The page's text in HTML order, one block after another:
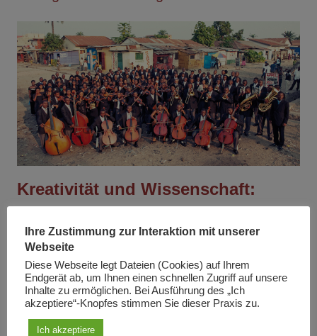
Kreativität und Wissenschaft:
Beethovens Hymne an die Freude
Am27. Januar 2021 VonOdile Mojon InArtikel
Dieser Artikel beruht auf einem Vortrag aus dem Jahr
2014 im Rahmen eines Mitgliederseminars von
Solidarité et Progrès. Die Absicht war, eine Parallele
zwischen wissenschaftlicher und künstlerischer
Ihre Zustimmung zur Interaktion mit unserer
Webseite
Diese Webseite legt Dateien (Cookies) auf Ihrem
Endgerät ab, um Ihnen einen schnellen Zugriff auf unsere
Inhalte zu ermöglichen. Bei Ausführung des „Ich
akzeptiere“-Knopfes stimmen Sie dieser Praxis zu.
Ich akzeptiere